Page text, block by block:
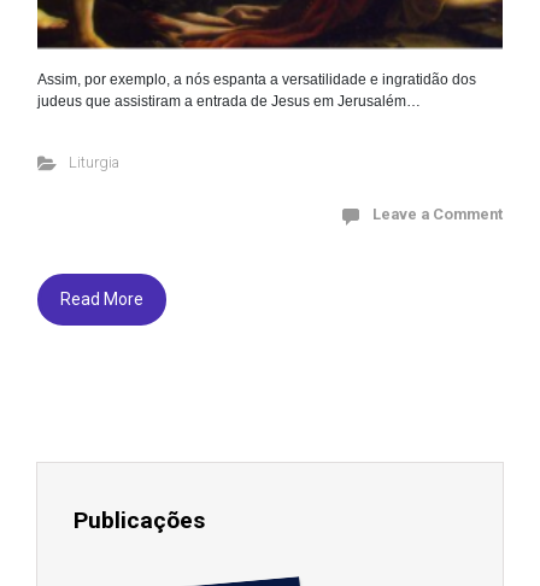
Assim, por exemplo, a nós espanta a versatilidade e ingratidão dos
judeus que assistiram a entrada de Jesus em Jerusalém…
Liturgia
Leave a Comment
Read More
Publicações